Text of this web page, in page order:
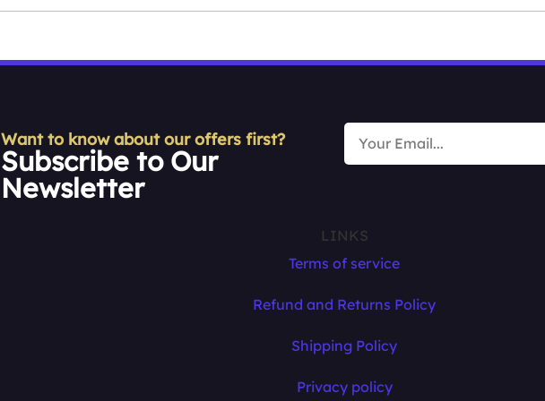
Want to know about our offers first?
Subscribe to Our
Newsletter
LINKS
Terms of service
Refund and Returns Policy
Shipping Policy
Privacy policy